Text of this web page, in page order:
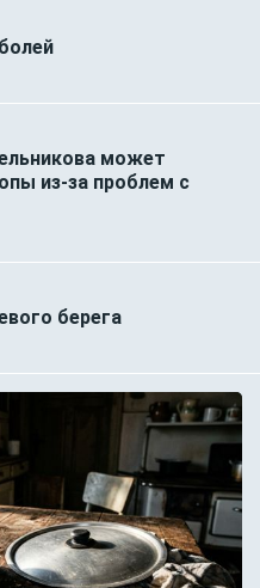
может
из-за проблем с
берега